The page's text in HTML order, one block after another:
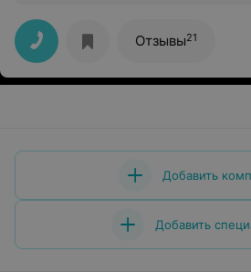
отведенных местах, на территории
Много процедур, номер просторный
необходимое есть. Заселились во
Интернет есть не везде, только в
бесплатный и быстрый.
Отзывы21
Добавить
Добавить